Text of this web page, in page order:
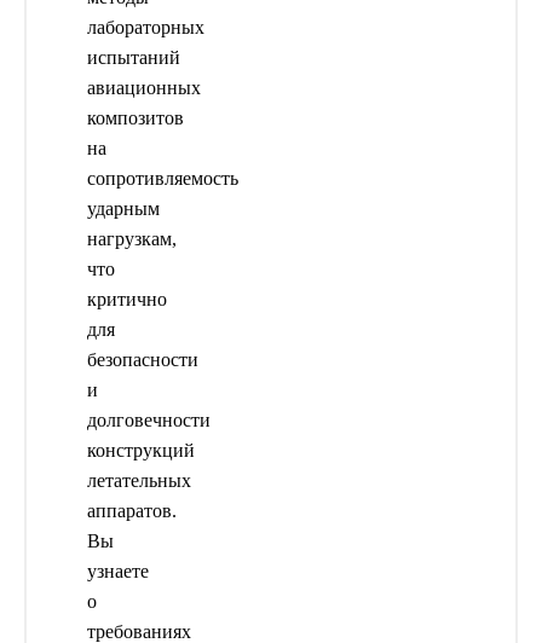
лабораторных
испытаний
авиационных
композитов
на
сопротивляемость
ударным
нагрузкам,
что
критично
для
безопасности
и
долговечности
конструкций
летательных
аппаратов.
Вы
узнаете
о
требованиях